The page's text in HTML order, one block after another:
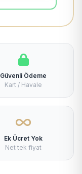
Güvenli Ödeme
Kart / Havale
Ek Ücret Yok
Net tek fiyat